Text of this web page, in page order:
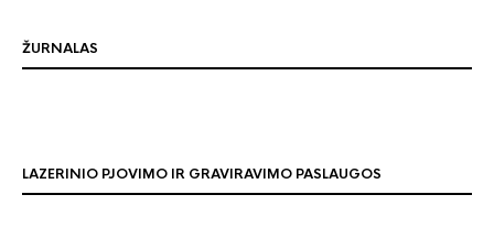
ŽURNALAS
LAZERINIO PJOVIMO IR GRAVIRAVIMO PASLAUGOS